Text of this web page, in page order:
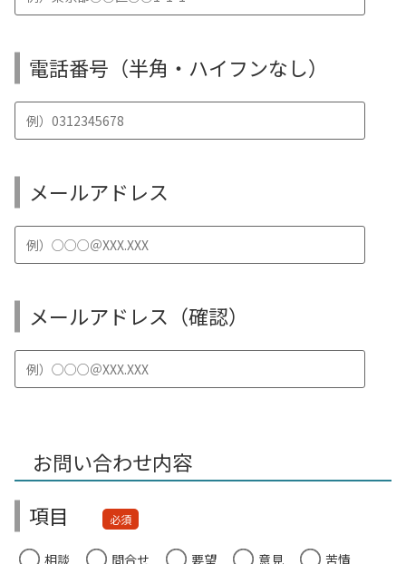
電話番号（半角・ハイフンなし）
メールアドレス
メールアドレス（確認）
お問い合わせ内容
必須
相談 問合せ 要望 意見
苦情